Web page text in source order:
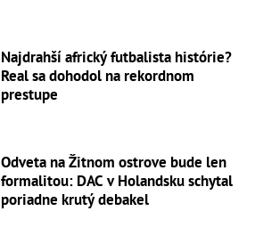
Najdrahší africký futbalista histórie?
Real sa dohodol na rekordnom
prestupe
Odveta na Žitnom ostrove bude len
formalitou: DAC v Holandsku schytal
poriadne krutý debakel